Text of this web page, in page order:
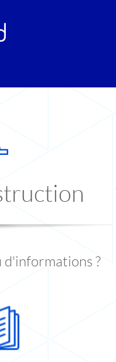
d'informations ?